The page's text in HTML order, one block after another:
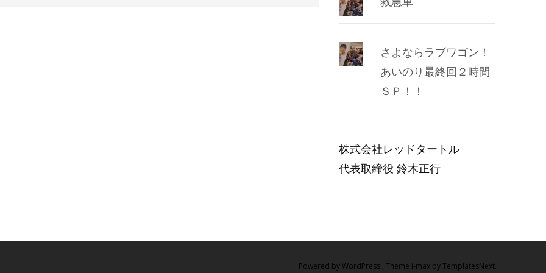
さよならラブワゴン！
あいのり最終回２時間
ＳＰ！！
株式会社レッドタートル
代表取締役 鈴木正行
Powered by WordPress , Theme i-max by TemplatesNext.